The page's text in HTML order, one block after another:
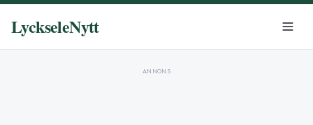
LyckseleNytt
ANNONS